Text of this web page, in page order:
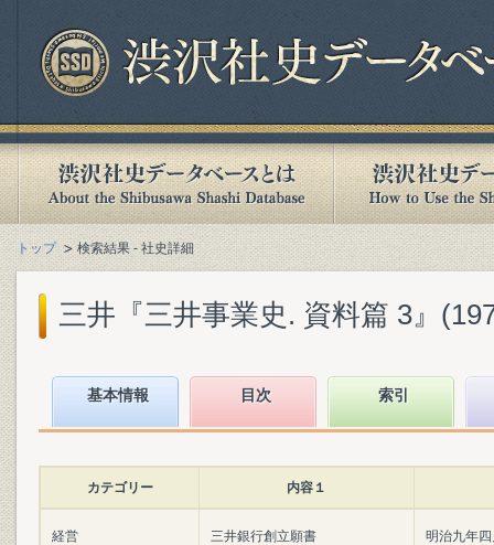
トップ 検索結果 - 社史詳細
三井『三井事業史. 資料篇 3』
基本情報 目次 索引
カテゴリー 内容１
経営 三井銀行創立願書 明治九年